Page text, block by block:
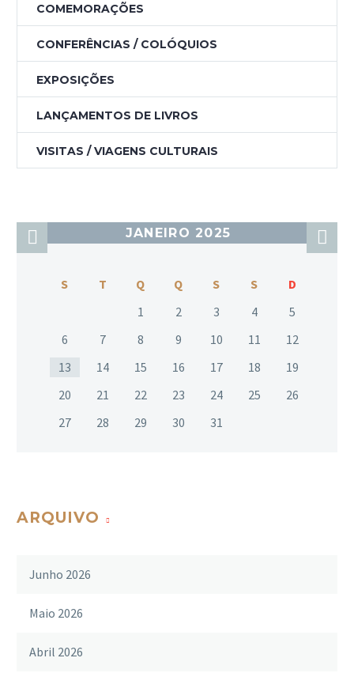
COMEMORAÇÕES
CONFERÊNCIAS / COLÓQUIOS
EXPOSIÇÕES
LANÇAMENTOS DE LIVROS
VISITAS / VIAGENS CULTURAIS
JANEIRO 2025
S T Q Q S S
D
1
2 3 4
5
6
7 8 9 10 11
12
13
14 15 16 17 18
19
20
21 22 23 24 25
26
27
28 29 30 31
ARQUIVO
Junho 2026
Maio 2026
Abril 2026